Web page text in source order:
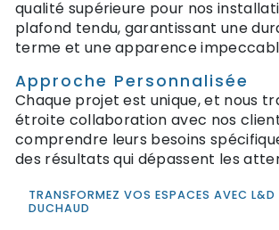
qualité supérieure pour nos
plafond tendu, garantissant une
terme et une apparence
Approche Personnalisée
Chaque projet est unique, et nous
étroite collaboration avec nos
comprendre leurs besoins
des résultats qui dépassent les
TRANSFORMEZ VOS ESPACES AVEC
DUCHAUD